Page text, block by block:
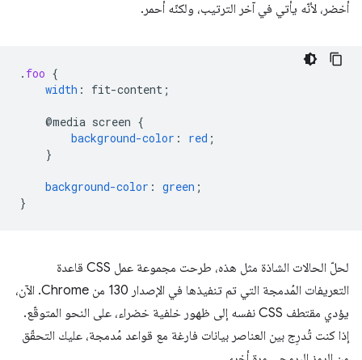
أخضر، لأنّه يأتي في آخر الترتيب، ولكنّه أحمر.
. foo {
width : fit-content ;
@media screen {
background-color : red ;
}
background-color : green ;
}
لحلّ الحالات الشاذة مثل هذه، طرحت مجموعة عمل CSS قاعدة
التعريفات المُدمجة التي تم تنفيذها في الإصدار 130 من Chrome. الآن،
يؤدي مقتطف CSS نفسه إلى ظهور خلفية خضراء، على النحو المتوقّع.
إذا كنت تُدرِج بين العناصر بيانات فارغة مع قواعد مُدمجة، عليك التحقّق